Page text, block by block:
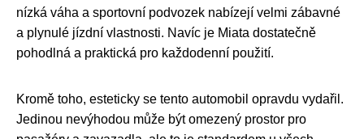
nízká váha a sportovní podvozek nabízejí velmi zábavné
a plynulé jízdní vlastnosti. Navíc je Miata dostatečně
pohodlná a praktická pro každodenní použití.
Kromě toho, esteticky se tento automobil opravdu vydařil.
Jedinou nevýhodou může být omezený prostor pro